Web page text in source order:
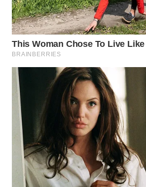
WN
BOGOR
WN
TAPANULI
UTARA
WN
SAMOSIR
WN
PADANG